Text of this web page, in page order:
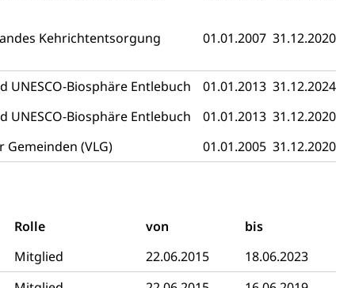
Kehrichtentsorgung
01.01.2007 31.12.2020
Biosphäre Entlebuch 01.01.2013 31.12.2024
Biosphäre Entlebuch
01.01.2013 31.12.2020
(VLG)
01.01.2005 31.12.2020
Rolle von
bis
Mitglied 22.06.2015
18.06.2023
Sprengstoffe und Pyrotechnik
Namensänderungen
Verlust des Bürgerrechts,